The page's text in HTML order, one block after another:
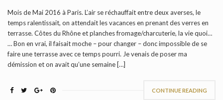
Mois de Mai 2016 à Paris. L’air se réchauffait entre deux averses, le
temps ralentissait, on attendait les vacances en prenant des verres en
terrasse. Côtes du Rhône et planches fromage/charcuterie, la vie quoi…
… Bon en vrai, il faisait moche – pour changer – donc impossible de se
faire une terrasse avec ce temps pourri. Je venais de poser ma
démission et on avait qu’une semaine […]
CONTINUE READING